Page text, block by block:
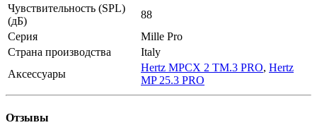
Чувствительность (SPL)
(дБ)
88
Серия
Mille Pro
Страна производства
Italy
Аксессуары
Hertz MPCX 2 TM.3 PRO, Hertz
MP 25.3 PRO
Отзывы